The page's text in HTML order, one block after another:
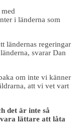
i länderna som
ländernas regeringar
svarar Dan
om inte vi känner
att vi vet vart
det är inte så
lättare att låta